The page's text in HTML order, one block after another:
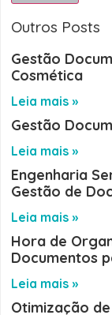
Outros Posts
Gestão
Cosmética
Leia mais »
Gestão
Leia mais »
Engenharia
Gestão de
Leia mais »
Hora de
Documentos
Leia mais »
Otimização